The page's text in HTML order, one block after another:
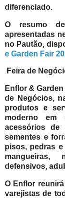
diferenciado.
O resumo
apresentadas
no Pautão,
e Garden Fair
Feira de
Enflor &
de Negócios,
produtos e
moderno em
acessórios de
sementes e
pisos, pedras
mangueiras,
defensivos,
O Enflor
varejistas de